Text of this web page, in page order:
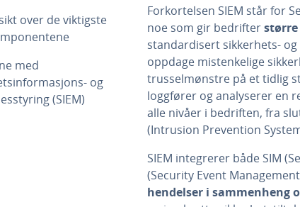
over de viktigste
med
og
(SIEM)
Forkortelsen SIEM står for
noe som gir bedrifter
standardisert sikkerhets-
oppdage mistenkelige
trusselmønstre på et tidlig
loggfører og analyserer en
alle nivåer i bedriften, fra
(Intrusion Prevention
SIEM integrerer både SIM
(Security Event
hendelser i sammenheng